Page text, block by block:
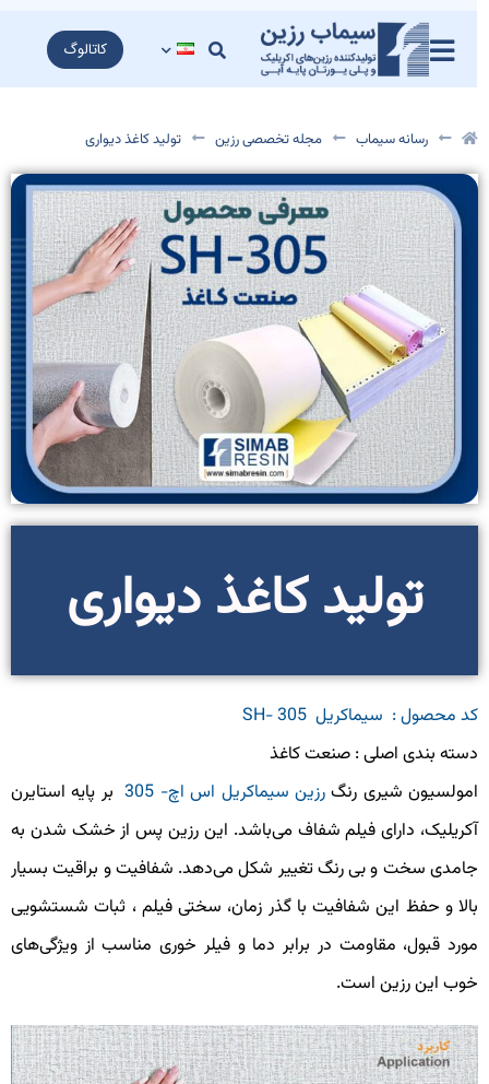
کاتالوگ
رسانه سیماب مجله تخصصی رزین تولید کاغذ دیواری
تولید کاغذ دیواری
کد محصول : سیماکریل SH- 305
دسته بندی اصلی : صنعت کاغذ
شیری رنگرزین سیماکریل اس اچ- 305
بر پایه استایرن
آکریلیک، دارای فیلم شفاف می‌باشد. این رزین پس از خشک شدن به
جامدی سخت و بی رنگ تغییر شکل می‌دهد. شفافیت و براقیت بسیار
بالا و حفظ این شفافیت با گذر زمان، سختی فیلم ، ثبات شستشویی
مورد قبول، مقاومت در برابر دما و فیلر خوری مناسب از ویژگی‌های
خوب این رزین است.